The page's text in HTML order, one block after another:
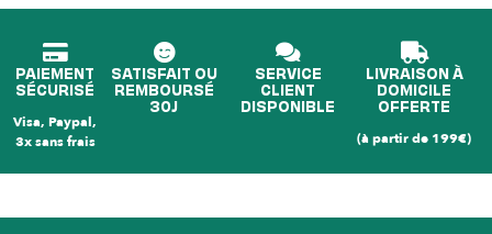
PAIEMENT
SÉCURISÉ
Visa, Paypal,
3x sans frais
SATISFAIT OU
REMBOURSÉ
30J
SERVICE
CLIENT
DISPONIBLE
LIVRAISON À
DOMICILE
OFFERTE
(à partir de 199€)